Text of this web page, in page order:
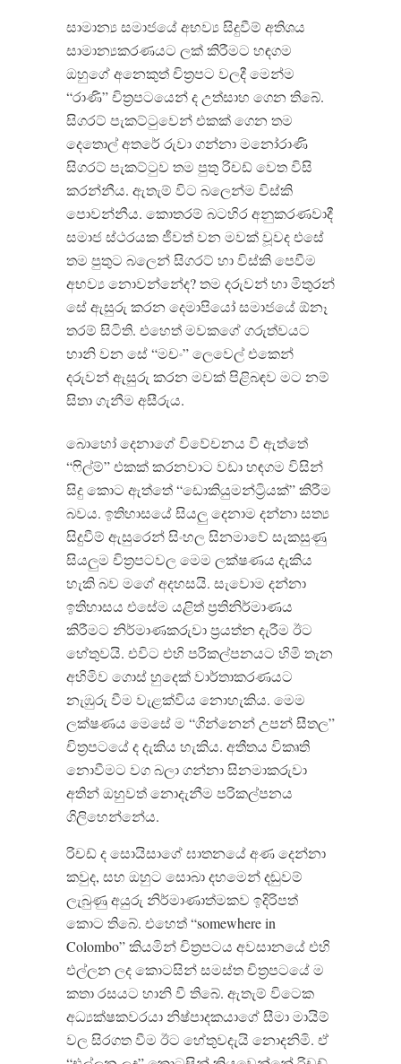
සාමාන්‍ය සමාජයේ අභව්‍ය සිදුවීම් අතිශය
සාමාන්‍යකරණයට ලක් කිරීමට හඳගම
ඔහුගේ අනෙකුත් චිත්‍රපට වලදී මෙන්ම
“රාණි”චිත්‍රපටයෙන් ද උත්සාහ ගෙන තිබේ.
සිගරට් පැකට්ටුවෙන් එකක් ගෙන තම
දෙතොල් අතරේ රුවා ගන්නා මනෝරාණි
සිගරට් පැකට්ටුව තම පුතු රිචඩ් වෙත විසි
කරන්නීය. ඇතැම් විට බලෙන්ම විස්කි
පොවන්නීය. කොතරම් බටහිර අනුකරණවාදී
සමාජ ස්ථරයක ජීවත් වන මවක් වූවද එසේ
තම පුතුට බලෙන් සිගරට් හා විස්කි පෙවීම
අභව්‍ය නොවන්නේද?තම දරුවන් හා මිතුරන්
සේ ඇසුරු කරන දෙමාපියෝ සමාජයේ ඕනෑ
තරම් සිටිති. එහෙත් මවකගේ ගරුත්වයට
හානි වන සේ“මචං”ලෙවෙල් එකෙන්
දරුවන් ඇසුරු කරන මවක් පිළිබඳව මට නම්
සිතා ගැනීම අසීරුය.
බොහෝ දෙනාගේ විවේචනය වී ඇත්තේ
“ෆිල්ම්”එකක් කරනවාට වඩා හඳගම විසින්
සිදු කොට ඇත්තේ“ඩොකියුමන්ට්‍රියක්”කිරීම
බවය. ඉතිහාසයේ සියලු දෙනාම දන්නා සත්‍ය
සිදුවීම් ඇසුරෙන් සිංහල සිනමාවේ සැකසුණු
සියලුම චිත්‍රපටවල මෙම ලක්ෂණය දැකිය
හැකි බව මගේ අදහසයි. සැවොම දන්නා
ඉතිහාසය එසේම යළිත් ප්‍රතිනිර්මාණය
කිරීමට නිර්මාණකරුවා ප්‍රයත්න දැරීම ඊට
හේතුවයි. එවිට එහි පරිකල්පනයට හිමි තැන
අහිමිව ගොස් හුදෙක් වාර්තාකරණයට
නැඹුරු වීම වැළක්විය නොහැකිය. මෙම
ලක්ෂණය මෙසේ ම “ගින්නෙන් උපන් සීතල”
චිත්‍රපටයේ ද දැකිය හැකිය. අතීතය විකෘති
නොවීමට වග බලා ගන්නා සිනමාකරුවා
අතින් ඔහුවත් නොදැනීම පරිකල්පනය
ගිලිහෙන්නේය.
රිචඩ් ද සොයිසාගේ ඝාතනයේ අණ දෙන්නා
කවුද, සහ ඔහුට සොබා දහමෙන් දඬුවම්
ලැබුණු අයුරු නිර්මාණාත්මකව ඉදිරිපත්
කොට තිබේ. එහෙත්“somewhere in
Colombo”කියමින් චිත්‍රපටය අවසානයේ එහි
එල්ලන ලද කොටසින් සමස්ත චිත්‍රපටයේ ම
කතා රසයට හානි වී තිබේ. ඇතැම් විටෙක
අධ්‍යක්ෂකවරයා නිෂ්පාදකයාගේ සීමා මායිම්
වල සිරගත වීම ඊට හේතුවදැයි නොදනිමි. ඒ